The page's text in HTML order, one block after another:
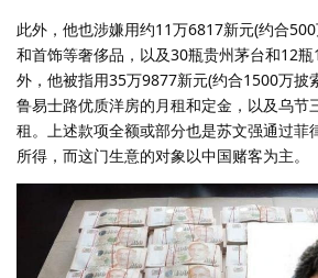
此外，他也涉嫌用约11万6817新元(约合
和首饰等奢侈品，以及30瓶贵州茅台和12
外，他被指用35万9877新元(约合1500万披
鲁易士路优质洋房的月租和定金，以及乌节
租。上述款项全额或部分也是苏文强通过菲
所得，而这门生意的对象以中国赌客为主。